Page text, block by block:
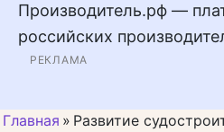
Производитель.рф —
российских
РЕКЛАМА
Главная » Развитие